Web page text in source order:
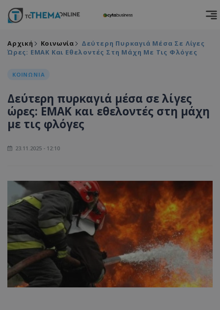
Αρχική Κοινωνία
Δεύτερη Πυρκαγιά Μέσα Σε Λίγες
Ώρες: ΕΜΑΚ Και Εθελοντές Στη Μάχη Με Τις Φλόγες
ΚΟΙΝΩΝΙΑ
Δεύτερη πυρκαγιά μέσα σε λίγες
ώρες: ΕΜΑΚ και εθελοντές στη μάχη
με τις φλόγες
23.11.2025 - 12:10